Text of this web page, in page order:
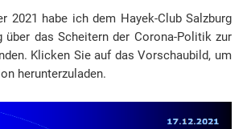
2021 habe ich dem Hayek-Club Salzburg
über das Scheitern der Corona-Politik zur
Klicken Sie auf das Vorschaubild, um
herunterzuladen.